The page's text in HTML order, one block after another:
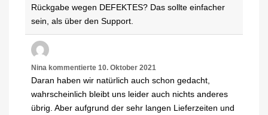
Rückgabe wegen DEFEKTES? Das sollte einfacher
sein, als über den Support.
Nina kommentierte 10. Oktober 2021
Daran haben wir natürlich auch schon gedacht,
wahrscheinlich bleibt uns leider auch nichts anderes
übrig. Aber aufgrund der sehr langen Lieferzeiten und